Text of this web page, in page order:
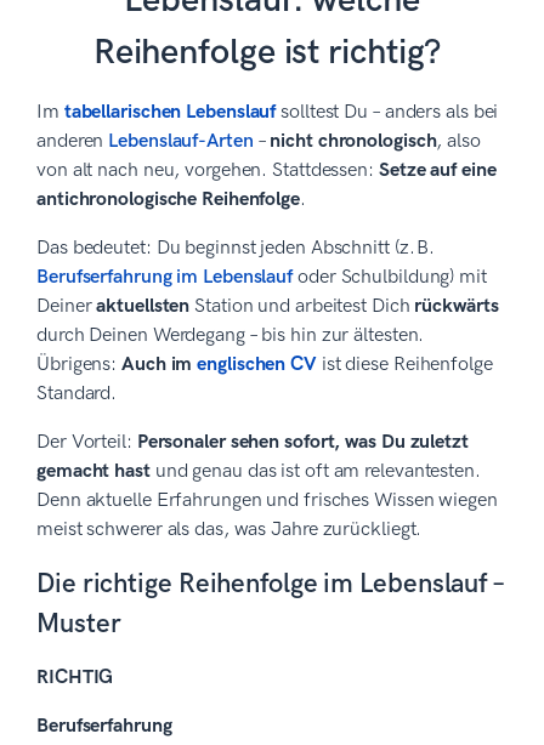
Reihenfolge ist richtig?
Im tabellarischen Lebenslaufsolltest Du – anders als bei
anderen Lebenslauf-Arten – nicht chronologisch, also
von alt nach neu, vorgehen. Stattdessen: Setze auf eine
antichronologische Reihenfolge.
Das bedeutet: Du beginnst jeden Abschnitt (z. B.
Berufserfahrung im Lebenslaufoder Schulbildung) mit
Deineraktuellsten Station und arbeitest Dich rückwärts
durch Deinen Werdegang – bis hin zur ältesten.
Übrigens:Auch imenglischen CVist diese Reihenfolge
Standard.
Der Vorteil: Personaler sehen sofort, was Du zuletzt
gemacht hastund genau das ist oft am relevantesten.
Denn aktuelle Erfahrungen und frisches Wissen wiegen
meist schwerer als das, was Jahre zurückliegt.
Die richtige Reihenfolge im Lebenslauf –
Muster
RICHTIG
Berufserfahrung